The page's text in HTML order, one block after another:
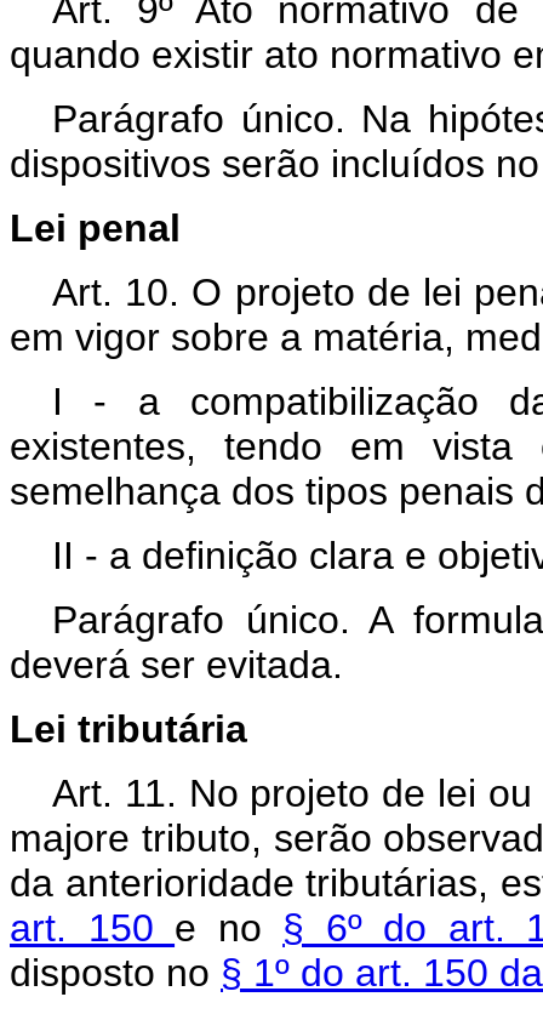
Art. 9º Ato normativo de
quando existir ato normativo
Parágrafo único. Na
dispositivos serão incluídos
Lei penal
Art. 10. O projeto de lei
em vigor sobre a matéria,
I - a compatibilização
existentes, tendo em
semelhança dos tipos penais
II - a definição clara e
Parágrafo único. A
deverá ser evitada.
Lei tributária
Art. 11. No projeto de lei
majore tributo, serão
da anterioridade tributárias,
art. 150 e no § 6º do art.
disposto no § 1º do art. 150